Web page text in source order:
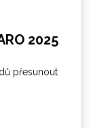
2025
přesunout